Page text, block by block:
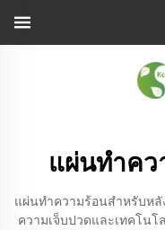
แผ่นทำคว
แผ่นทำความร้อนสำหรับห
ความเจ็บปวดและเทคโน